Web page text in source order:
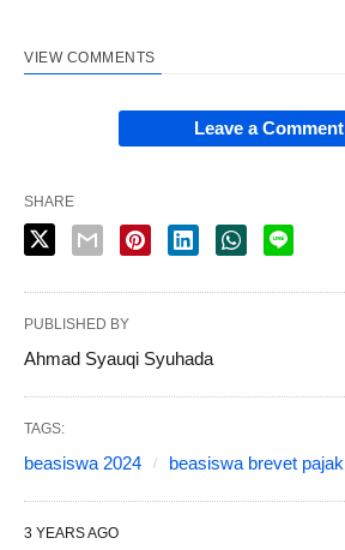
VIEW COMMENTS
Leave a Comment
SHARE
PUBLISHED BY
Ahmad Syauqi Syuhada
TAGS:
beasiswa 2024 beasiswa brevet pajak
3 YEARS AGO